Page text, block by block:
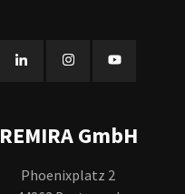
REMIRA GmbH
Phoenixplatz 2